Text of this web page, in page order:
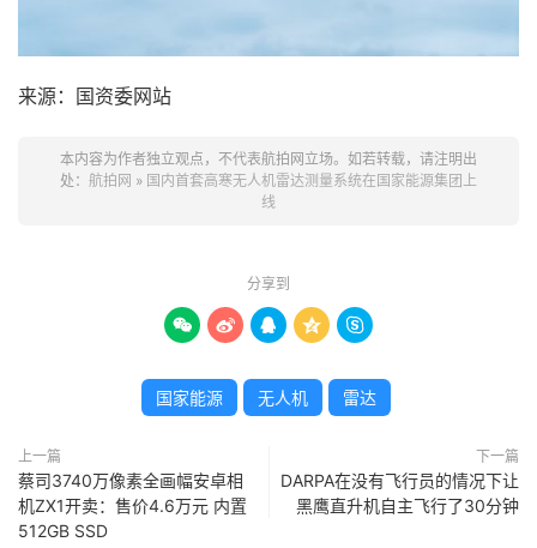
来源：国资委网站
本内容为作者独立观点，不代表航拍网立场。如若转载，请注明出
处： 航拍网 » 国内首套高寒无人机雷达测量系统在国家能源集团上
线
分享到
    
国家能源 无人机 雷达
上一篇
蔡司3740万像素全画幅安卓相
机ZX1开卖：售价4.6万元 内置
512GB SSD
下一篇
DARPA在没有飞行员的情况下让
黑鹰直升机自主飞行了30分钟